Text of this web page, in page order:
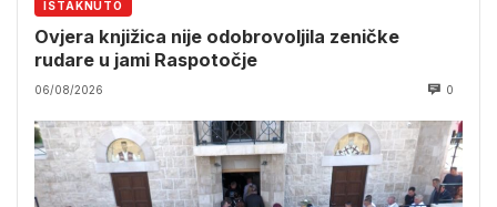
ISTAKNUTO
Ovjera knjižica nije odobrovoljila zeničke
rudare u jami Raspotočje
06/08/2026 0